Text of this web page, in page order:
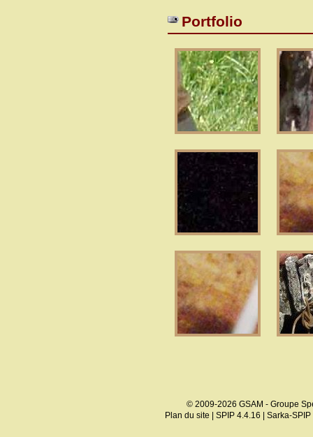
Portfolio
© 2009-2026 GSAM - Groupe
Plan du site
SPIP 4.4.16 Sarka-SPIP